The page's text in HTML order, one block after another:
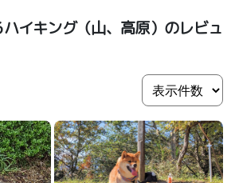
イキング（山、高原）のレビュ